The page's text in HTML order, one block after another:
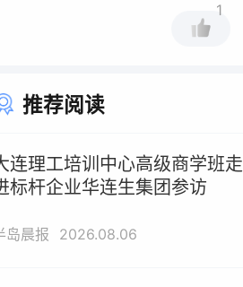
1
推荐阅读
连理工培训中心高级商学班走
标杆企业华连生集团参访
岛晨报 2026.08.06